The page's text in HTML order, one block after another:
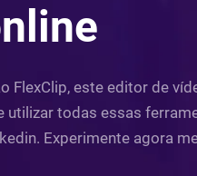
FlexClip, este editor de
todas essas
Experimente agora